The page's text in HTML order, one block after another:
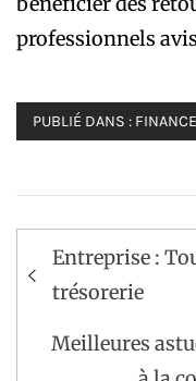
professionnels
PUBLIÉ DANS :
Navigation
de
Entreprise :
trésorerie
Meilleures